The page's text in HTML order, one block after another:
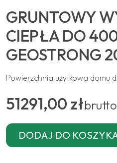
GRUNTOWY
CIEPŁA DO
GEOSTRONG
Powierzchnia użytkowa domu
51291,00 złbrutto